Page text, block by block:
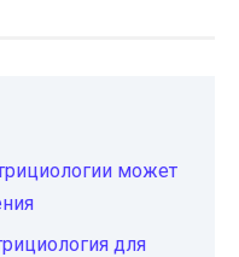
может
для